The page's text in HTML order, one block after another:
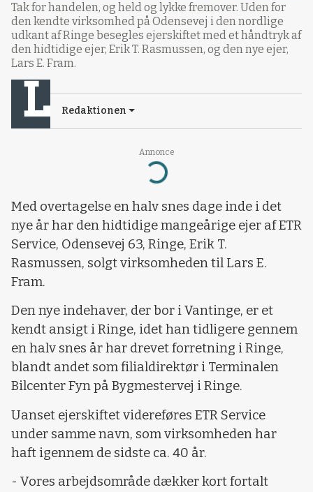
Annonce
Loading...
Tak for handelen, og held og lykke fremover. Uden for
den kendte virksomhed på Odensevej i den nordlige
udkant af Ringe besegles ejerskiftet med et håndtryk af
den hidtidige ejer, Erik T. Rasmussen, og den nye ejer,
Lars E. Fram.
Redaktionen
Med overtagelse en halv snes dage inde i det
nye år har den hidtidige mangeårige ejer af ETR
Service, Odensevej 63, Ringe, Erik T.
Rasmussen, solgt virksomheden til Lars E.
Fram.
Den nye indehaver, der bor i Vantinge, er et
kendt ansigt i Ringe, idet han tidligere gennem
en halv snes år har drevet forretning i Ringe,
blandt andet som filialdirektør i Terminalen
Bilcenter Fyn på Bygmestervej i Ringe.
Uanset ejerskiftet videreføres ETR Service
under samme navn, som virksomheden har
haft igennem de sidste ca. 40 år.
- Vores arbejdsområde dækker kort fortalt